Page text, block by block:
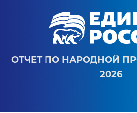
ОТЧЕТ ПО НАРОДНОЙ
2026